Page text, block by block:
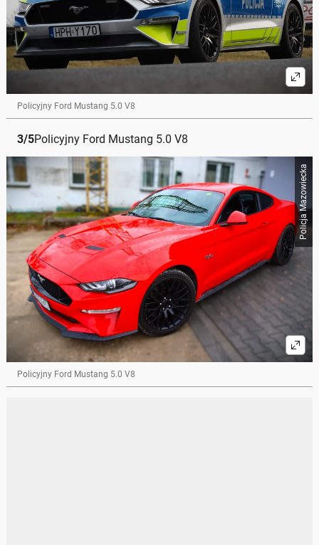
Policyjny Ford Mustang 5.0 V8
3/5Policyjny Ford Mustang 5.0 V8
Policja Mazowiecka
Policyjny Ford Mustang 5.0 V8